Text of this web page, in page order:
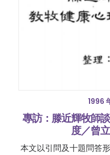
1996
專訪：滕近輝牧師
度／曾
本文以引問及十題問答